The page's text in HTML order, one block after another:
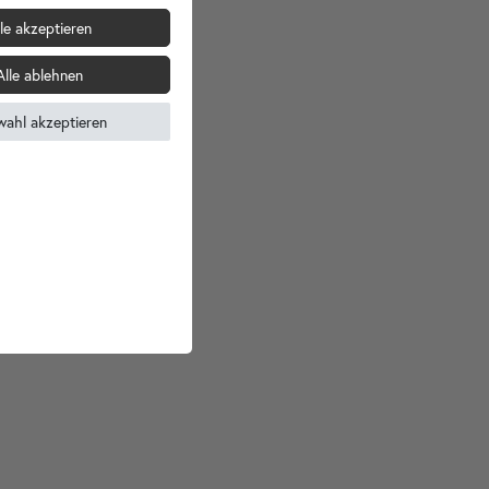
akzeptieren
ablehnen
akzeptieren